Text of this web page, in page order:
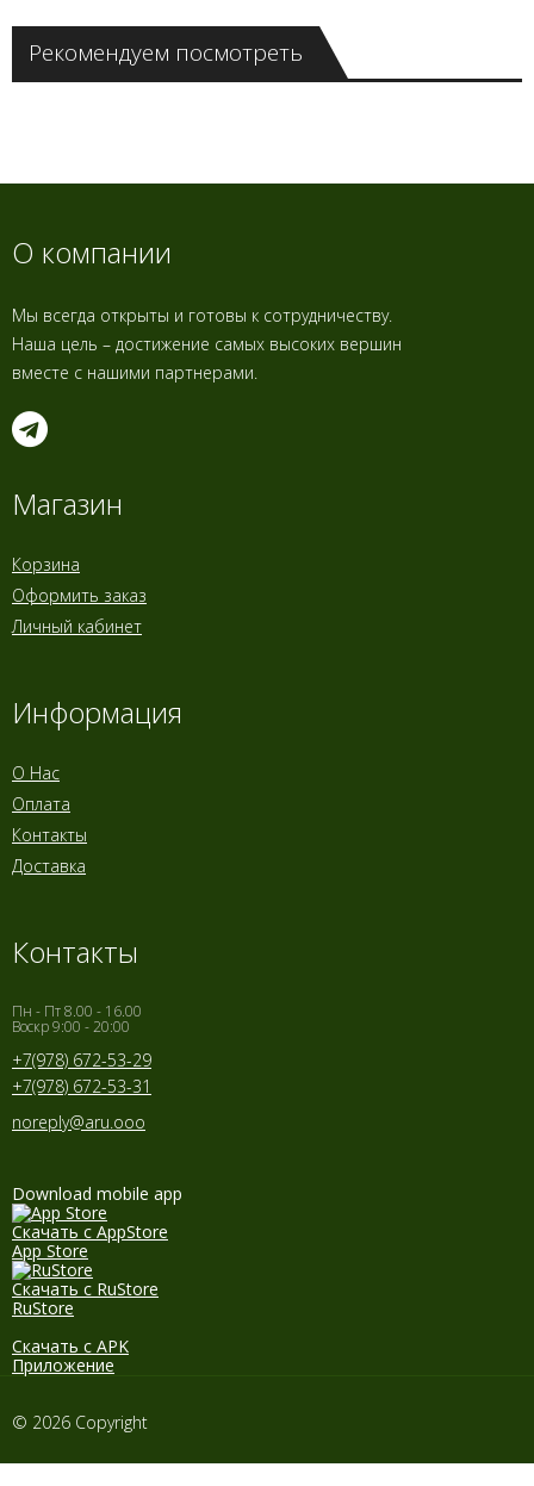
Рекомендуем посмотреть
О компании
Мы всегда открыты и готовы к сотрудничеству.
Наша цель – достижение самых высоких вершин
вместе с нашими партнерами.
Магазин
Корзина
Оформить заказ
Личный кабинет
Информация
О Нас
Оплата
Контакты
Доставка
Контакты
Пн - Пт 8.00 - 16.00
Воскр 9:00 - 20:00
+7(978) 672-53-29
+7(978) 672-53-31
noreply@aru.ooo
Download mobile app
Скачать с AppStore
App Store
Скачать с RuStore
RuStore
Скачать с APK
Приложение
© 2026 Copyright